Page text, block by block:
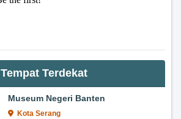
Tempat Terdekat
Museum Negeri Banten
Kota Serang